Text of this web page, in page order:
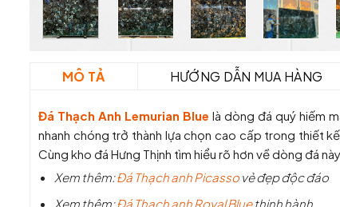
MÔ TẢ HƯỚNG DẪN MUA HÀNG
Đá Thạch Anh Lemurian Blue là dòng đá quý hiếm
nhanh chóng trở thành lựa chọn cao cấp trong thiết
Cùng kho đá Hưng Thịnh tìm hiểu rõ hơn về dòng đá
Xem thêm:Đá Thạch anh Picassovẻ đẹp độc đáo
Xem thêm:Đá Thạch anh Royal Bluethịnh hành